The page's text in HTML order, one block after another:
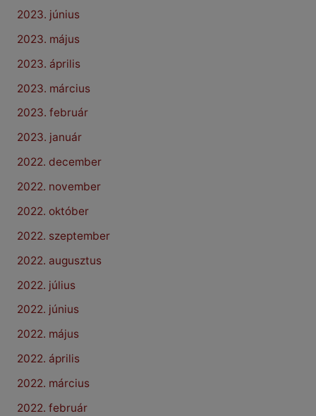
2023. június
2023. május
2023. április
2023. március
2023. február
2023. január
2022. december
2022. november
2022. október
2022. szeptember
2022. augusztus
2022. július
2022. június
2022. május
2022. április
2022. március
2022. február